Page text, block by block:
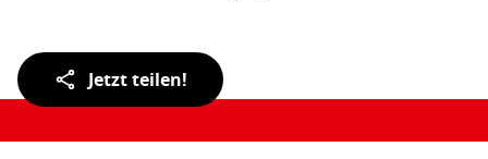
Teilen
der
Jetzt teilen!